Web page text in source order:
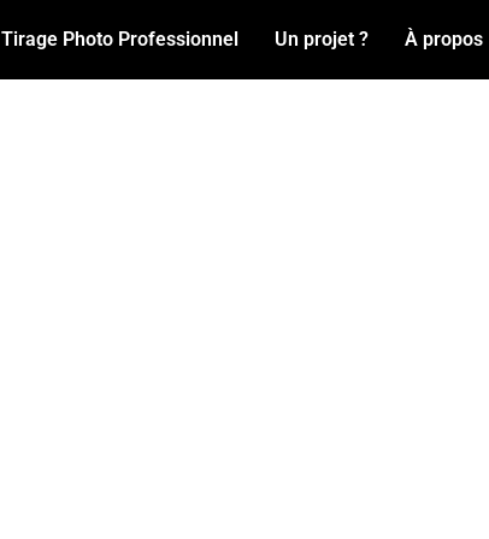
Tirage Photo Professionnel Un projet ? À propos